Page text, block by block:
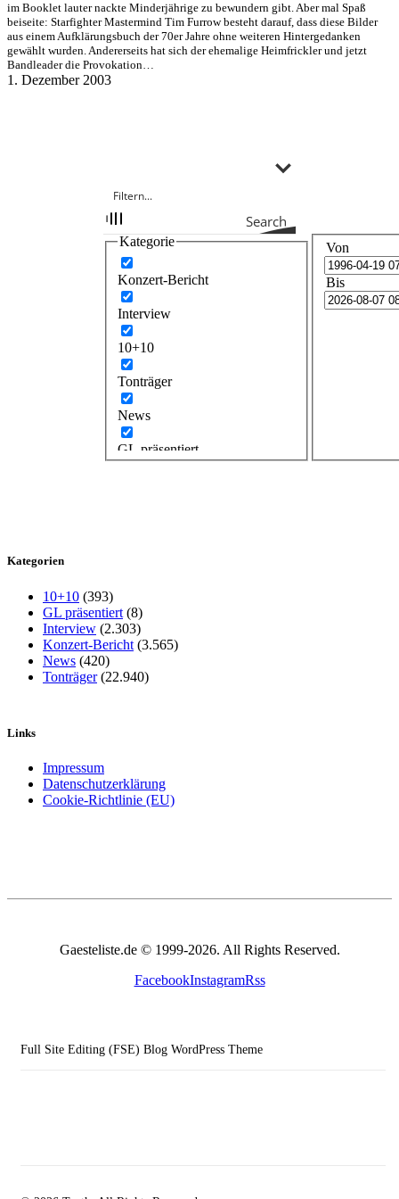
im Booklet lauter nackte Minderjährige zu bewundern gibt. Aber mal Spaß
beiseite: Starfighter Mastermind Tim Furrow besteht darauf, dass diese Bilder
aus einem Aufklärungsbuch der 70er Jahre ohne weiteren Hintergedanken
gewählt wurden. Andererseits hat sich der ehemalige Heimfrickler und jetzt
Bandleader die Provokation…
1. Dezember 2003
Search
Kategorie
Konzert-Bericht
Interview
10+10
Tonträger
News
GL präsentiert
Von
Bis
Kategorien
10+10 (393)
GL präsentiert (8)
Interview (2.303)
Konzert-Bericht (3.565)
News (420)
Tonträger(22.940)
Links
Impressum
Datenschutzerklärung
Cookie-Richtlinie (EU)
Gaesteliste.de © 1999-2026. All Rights Reserved.
FacebookInstagramRss
Full Site Editing (FSE) Blog WordPress Theme